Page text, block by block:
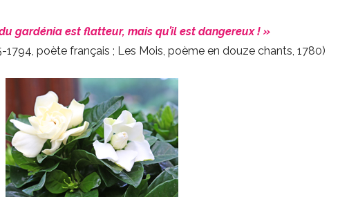
gardénia est flatteur, mais qu’il est dangereux ! »
1794, poète français ; Les Mois, poème en douze chants, 1780)